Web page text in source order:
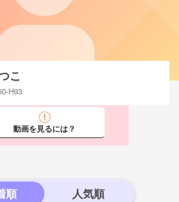
こ
H93
動画を見るには？
順